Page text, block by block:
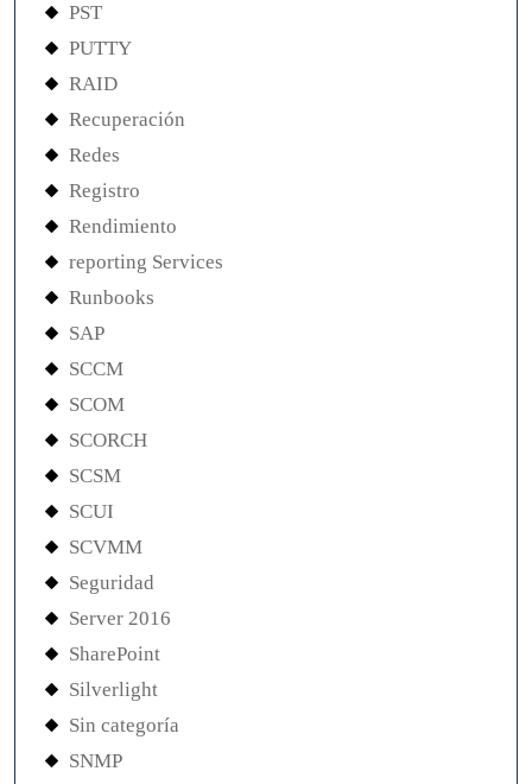
PST
PUTTY
RAID
Recuperación
Redes
Registro
Rendimiento
reporting Services
Runbooks
SAP
SCCM
SCOM
SCORCH
SCSM
SCUI
SCVMM
Seguridad
Server 2016
SharePoint
Silverlight
Sin categoría
SNMP